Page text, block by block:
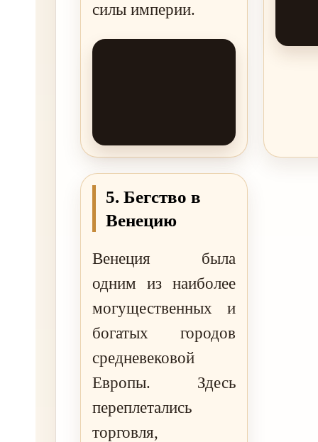
силы империи.
5. Бегство в
Венецию
Венеция была
одним из наиболее
могущественных и
богатых городов
средневековой
Европы. Здесь
переплетались
торговля,